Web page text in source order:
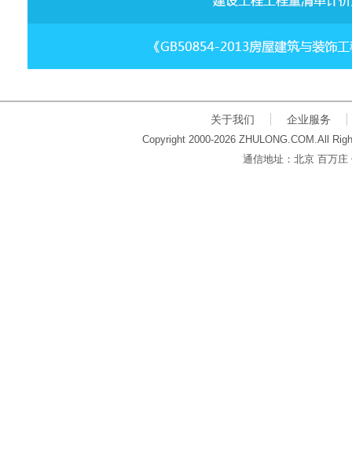
关于我们 企业服务
Copyright 2000-2026 ZHULONG.COM.All
通信地址：北京 百万